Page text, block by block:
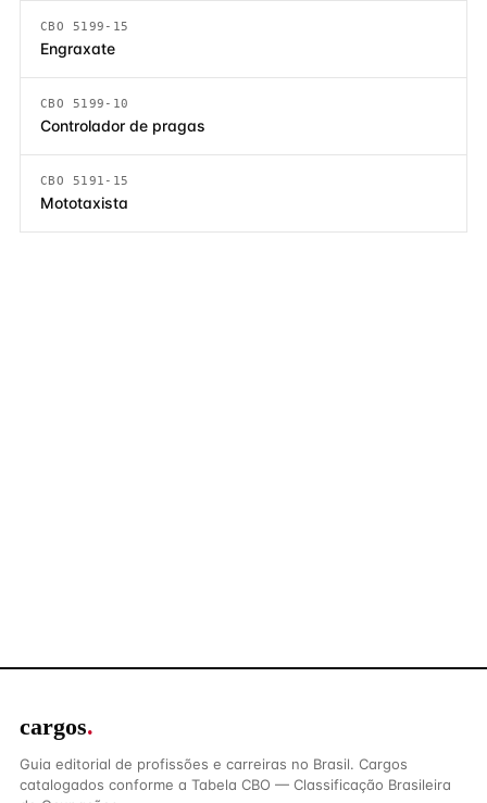
CBO 5199-15
Engraxate
CBO 5199-10
Controlador de pragas
CBO 5191-15
Mototaxista
cargos.
Guia editorial de profissões e carreiras no Brasil. Cargos
catalogados conforme a Tabela CBO — Classificação Brasileira